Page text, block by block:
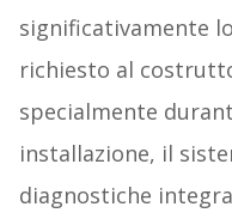
significativamente
richiesto al
specialmente
installazione, il
diagnostiche